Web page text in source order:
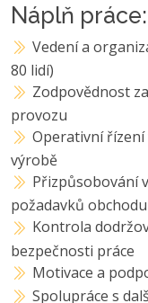
Náplň práce:
Vedení a
80 lidí)
Zodpovědnost
provozu
Operativní řízení
výrobě
Přizpůsobování
požadavků obchodu
Kontrola
bezpečnosti práce
Motivace a
Spolupráce s